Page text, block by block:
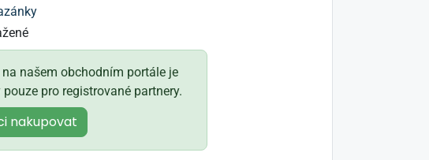
na našem obchodním portále je
pouze pro registrované partnery.
nakupovat